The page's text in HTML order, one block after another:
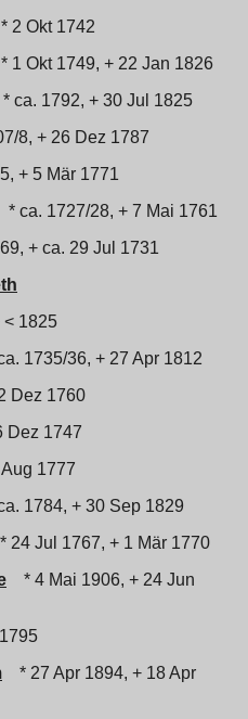
* 2 Okt 1742
* 1 Okt 1749, + 22 Jan 1826
* ca. 1792, + 30 Jul 1825
8, + 26 Dez 1787
+ 5 Mär 1771
* ca. 1727/28, + 7 Mai 1761
+ ca. 29 Jul 1731
< 1825
1735/36, + 27 Apr 1812
Dez 1760
Dez 1747
1777
1784, + 30 Sep 1829
* 24 Jul 1767, + 1 Mär 1770
* 4 Mai 1906, + 24 Jun
* 27 Apr 1894, + 18 Apr